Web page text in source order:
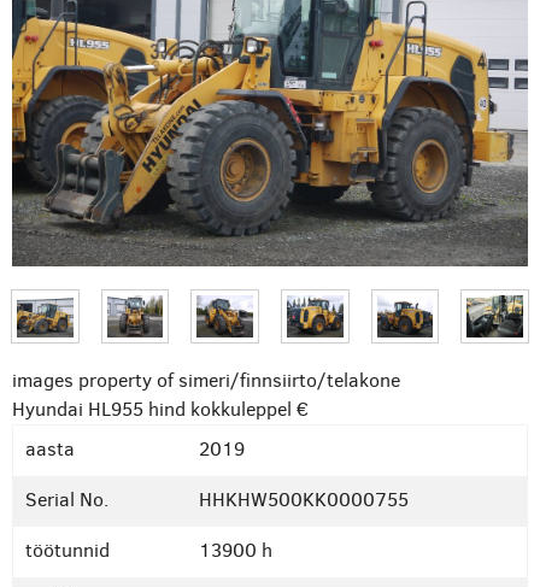
images property of simeri/finnsiirto/telakone
Hyundai HL955 hind kokkuleppel €
aasta
2019
Serial No.
HHKHW500KK0000755
töötunnid
13900 h